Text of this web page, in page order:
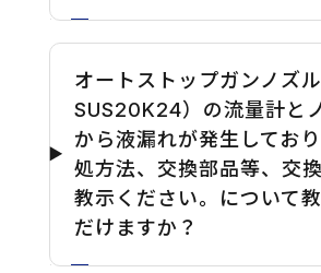
オートストップガンノズ
SUS20K24）の流量計と
から液漏れが発生してお
処方法、交換部品等、交
教示ください。について
だけますか？